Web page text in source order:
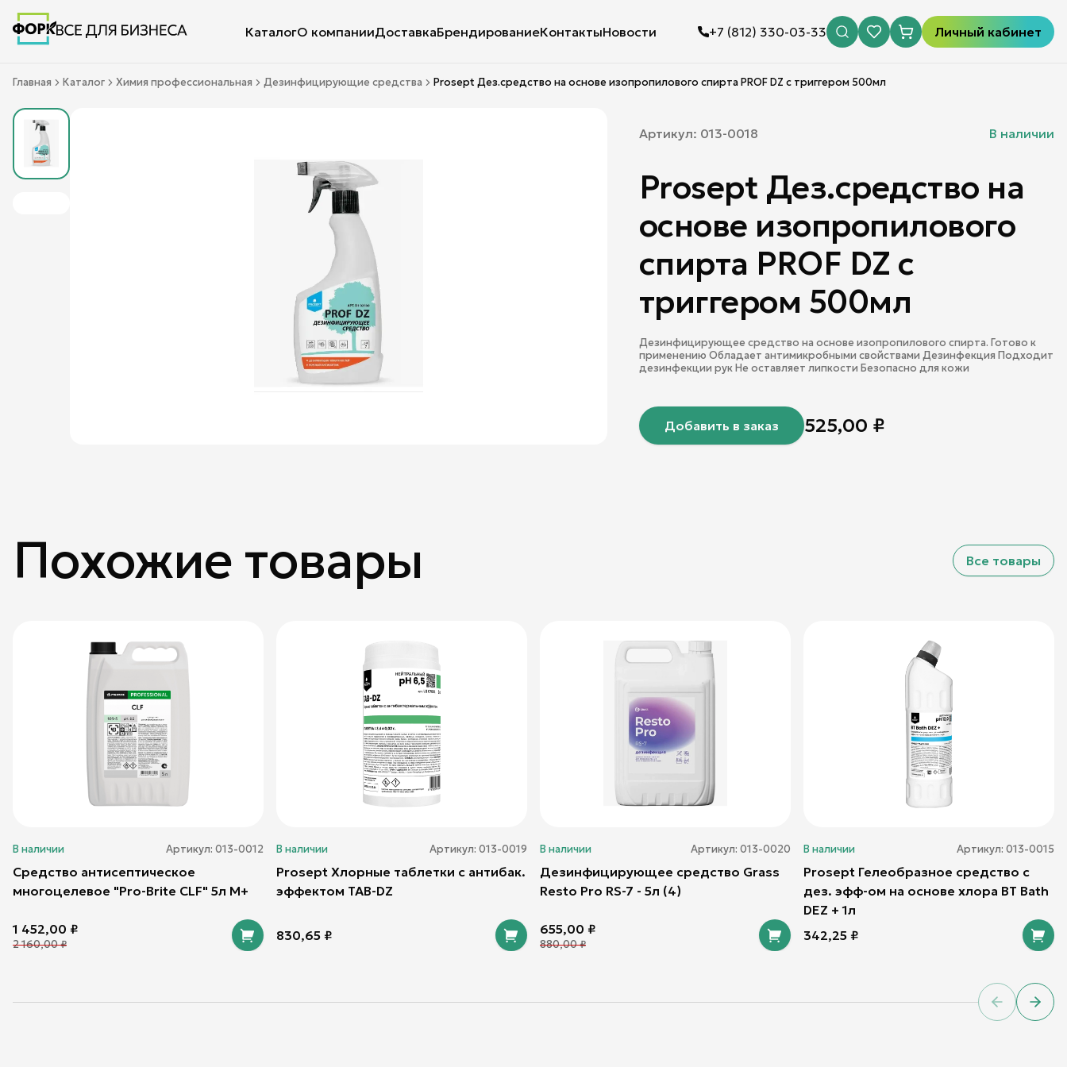
КаталогО компанииДоставкаБрендированиеКонтактыНовости +7 (812) 330-03-33 Личный кабинет
Главная Каталог Химия профессиональная Дезинфицирующие средства Prosept Дез.средство на основе изопропилового спирта PROF DZ с триггером 500мл
Артикул: 013-0018 В наличии
Prosept Дез.средство на
основе изопропилового
спирта PROF DZ с
триггером 500мл
Дезинфицирующее средство на основе изопропилового спирта. Готово к
применению Обладает антимикробными свойствами Дезинфекция Подходит
дезинфекции рук Не оставляет липкости Безопасно для кожи
Добавить в заказ 525,00 ₽
Похожие товары Все товары
В наличии Артикул: 013-0012
Средство антисептическое
многоцелевое "Pro-Brite CLF" 5л М+
1 452,00 ₽
2 160,00₽
В наличии Артикул: 013-0019
Prosept Хлорные таблетки с антибак.
эффектом TAB-DZ
830,65 ₽
В наличии Артикул: 013-0020
Дезинфицирующее средство Grass
Resto Pro RS-7 - 5л (4)
655,00 ₽
880,00₽
В наличии Артикул: 013-0015
Prosept Гелеобразное средство с
дез. эфф-ом на основе хлора BT Bath
DEZ + 1л
342,25 ₽
Previous
Next